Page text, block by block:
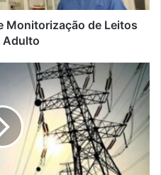
Monitorização de Leitos
Adulto